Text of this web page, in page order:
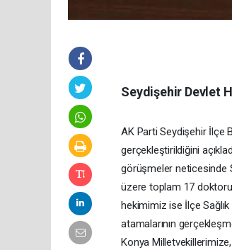
Seydişehir Devlet
AK Parti Seydişehir İlçe
gerçekleştirildiğini
görüşmeler neticesinde
üzere toplam 17
hekimimiz ise İlçe Sağlık
atamalarının
Konya